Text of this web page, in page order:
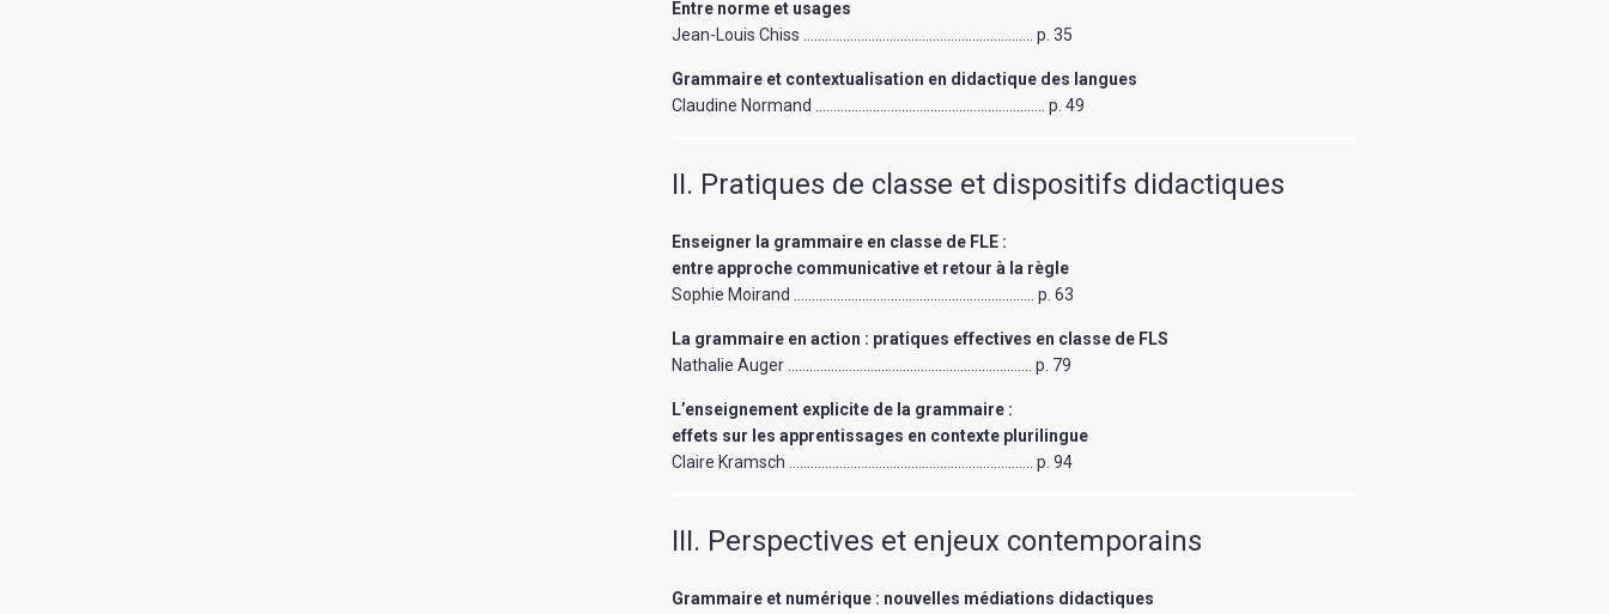
Entre norme et usages
Jean-Louis Chiss ………………………………………………………. p. 35
Grammaire et contextualisation en didactique des langues
Claudine Normand ………………………………………………………. p. 49
II. Pratiques de classe et dispositifs didactiques
Enseigner la grammaire en classe de FLE :
entre approche communicative et retour à la règle
Sophie Moirand …………………………………………………………. p. 63
La grammaire en action : pratiques effectives en classe de FLS
Nathalie Auger ………………………………………………………….. p. 79
L’enseignement explicite de la grammaire :
effets sur les apprentissages en contexte plurilingue
Claire Kramsch ………………………………………………………….. p. 94
III. Perspectives et enjeux contemporains
Grammaire et numérique : nouvelles médiations didactiques